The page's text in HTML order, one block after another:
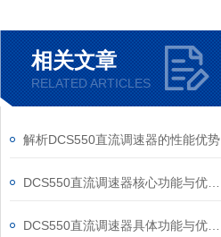
相关文章
RELATED ARTICLES
解析DCS550直流调速器的性能优势